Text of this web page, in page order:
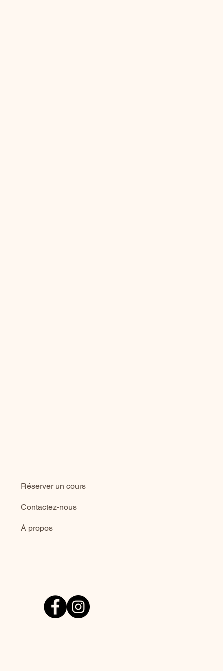
Réserver un cours
Contactez-nous
À propos